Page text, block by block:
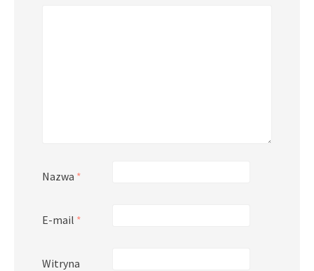
Nazwa *
E-mail *
Witryna